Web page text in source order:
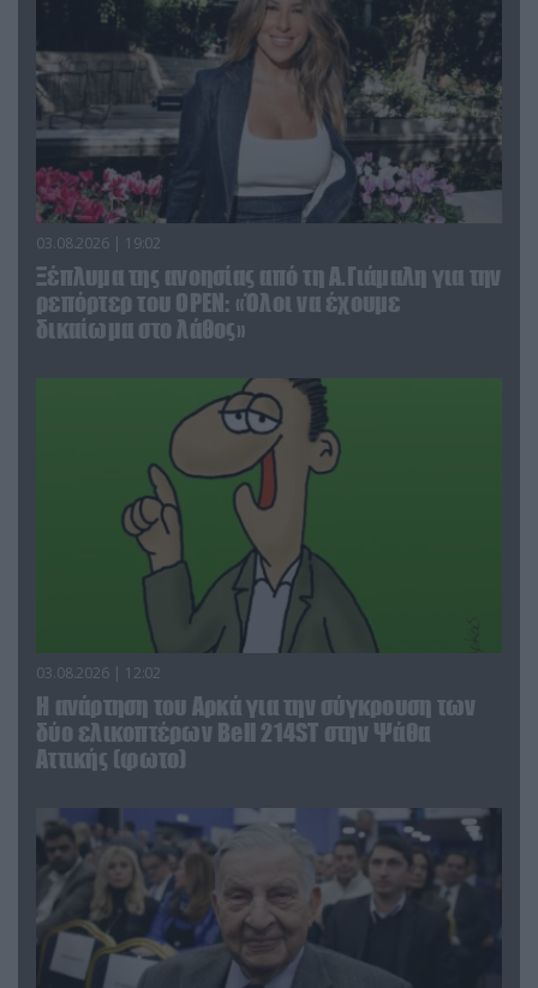
03.08.2026 | 19:02
Ξέπλυμα της ανοησίας από τη Α.Γιάμαλη για την
ρεπόρτερ του ΟΡΕΝ: «Όλοι να έχουμε
δικαίωμα στο λάθος»
03.08.2026 | 12:02
Η ανάρτηση του Αρκά για την σύγκρουση των
δύο ελικοπτέρων Bell 214ST στην Ψάθα
Αττικής (φωτο)